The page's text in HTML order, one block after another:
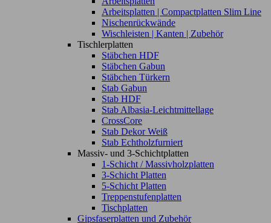
Arbeitsplatten | Compactplatten Slim Line
Nischenrückwände
Wischleisten | Kanten | Zubehör
Tischlerplatten
Stäbchen HDF
Stäbchen Gabun
Stäbchen Türkern
Stab Gabun
Stab HDF
Stab Albasia-Leichtmittellage
CrossCore
Stab Dekor Weiß
Stab Echtholzfurniert
Massiv- und 3-Schichtplatten
1-Schicht / Massivholzplatten
3-Schicht Platten
5-Schicht Platten
Treppenstufenplatten
Tischplatten
Gipsfaserplatten und Zubehör